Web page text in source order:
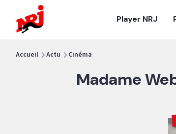
Player NRJ
Accueil Actu Cinéma
Madame